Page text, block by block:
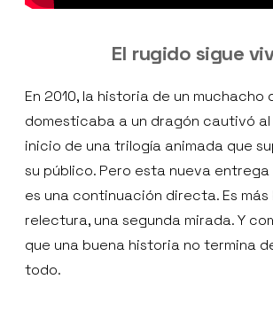
El rugido sigue
En 2010, la historia de un muchacho
domesticaba a un dragón cautivó al
inicio de una trilogía animada que
su público. Pero esta nueva
es una continuación directa. Es más
relectura, una segunda mirada. Y
que una buena historia no termina
todo.